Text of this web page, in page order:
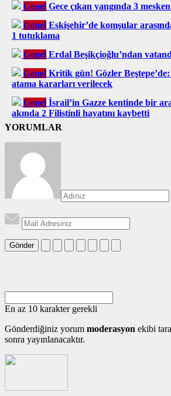
Genel Gece çıkan yangında 3
Genel Eskişehir’de komşular
1 tutuklama
Genel Erdal Beşikçioğlu’ndan
Genel Kritik gün! Gözler
atama kararları verilecek
Genel İsrail’in Gazze kentinde bir
akında 2 Filistinli hayatını kaybetti
YORUMLAR
Gönder
En az 10 karakter gerekli
Gönderdiğiniz yorum moderasyon ekibi
sonra yayınlanacaktır.